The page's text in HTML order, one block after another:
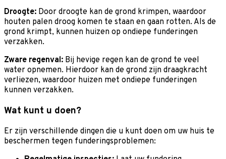
Droogte: Door droogte kan de grond krimpen, waardoor
houten palen droog komen te staan en gaan rotten. Als de
grond krimpt, kunnen huizen op ondiepe funderingen
verzakken.
Zware regenval: Bij hevige regen kan de grond te veel
water opnemen. Hierdoor kan de grond zijn draagkracht
verliezen, waardoor huizen met ondiepe funderingen
kunnen verzakken.
Wat kunt u doen?
Er zijn verschillende dingen die u kunt doen om uw huis te
beschermen tegen funderingsproblemen: